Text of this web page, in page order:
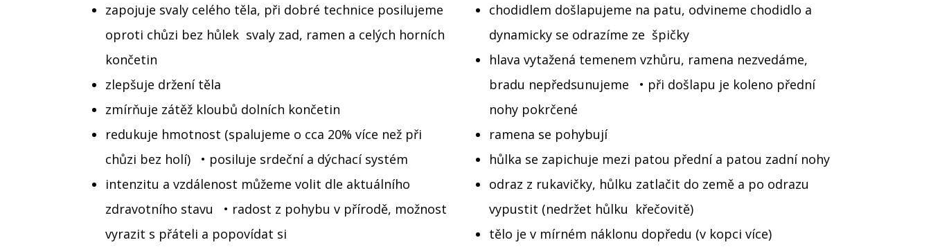
zapojuje svaly celého těla, při dobré technice posilujeme
oproti chůzi bez hůlek svaly zad, ramen a celých horních
končetin
zlepšuje držení těla
zmírňuje zátěž kloubů dolních končetin
redukuje hmotnost (spalujeme o cca 20% více než při
chůzi bez holí) • posiluje srdeční a dýchací systém
intenzitu a vzdálenost můžeme volit dle aktuálního
zdravotního stavu • radost z pohybu v přírodě, možnost
vyrazit s přáteli a popovídat si
chodidlem došlapujeme na patu, odvineme chodidlo a
dynamicky se odrazíme ze špičky
hlava vytažená temenem vzhůru, ramena nezvedáme,
bradu nepředsunujeme • při došlapu je koleno přední
nohy pokrčené
ramena se pohybují
hůlka se zapichuje mezi patou přední a patou zadní nohy
odraz z rukavičky, hůlku zatlačit do země a po odrazu
vypustit (nedržet hůlku křečovitě)
tělo je v mírném náklonu dopředu (v kopci více)